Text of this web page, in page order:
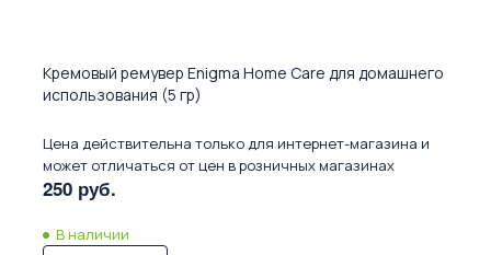
Кремовый ремувер Enigma Home Care для домашнего
использования (5 гр)
Цена действительна только для интернет-магазина и
может отличаться от цен в розничных магазинах
250 руб.
В наличии